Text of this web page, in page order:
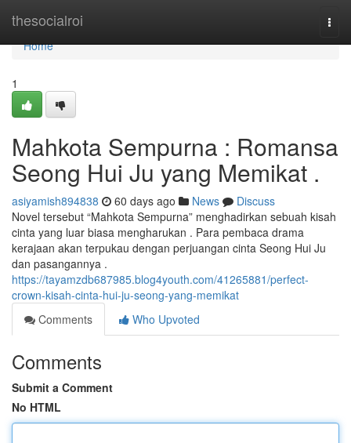
thesocialroi
Home
Home
1
Mahkota Sempurna : Romansa
Seong Hui Ju yang Memikat .
asiyamish894838 60 days ago News
Discuss
Novel tersebut “Mahkota Sempurna” menghadirkan sebuah kisah
cinta yang luar biasa mengharukan . Para pembaca drama
kerajaan akan terpukau dengan perjuangan cinta Seong Hui Ju
dan pasangannya .
https://tayamzdb687985.blog4youth.com/41265881/perfect-
crown-kisah-cinta-hui-ju-seong-yang-memikat
Comments
Who Upvoted
Comments
Submit a Comment
No HTML